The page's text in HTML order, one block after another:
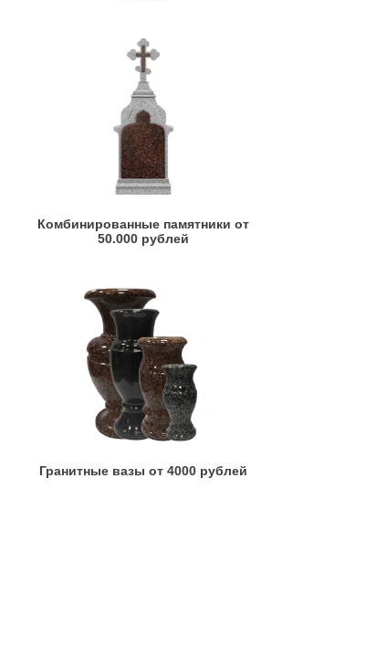
Комбинированные памятники от
50.000 рублей
Гранитные вазы от 4000 рублей